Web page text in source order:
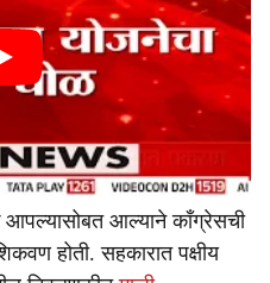
आल्याने काँग्रेसची
होती. सहकारात पक्षीय